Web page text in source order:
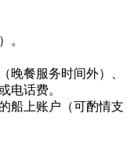
。
晚餐服务时间外）、
电话费。
船上账户（可酌情支